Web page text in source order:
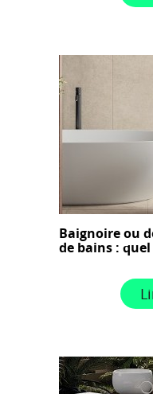
Baignoire ou
de bains :